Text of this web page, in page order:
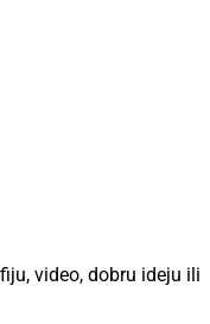
video, dobru ideju ili